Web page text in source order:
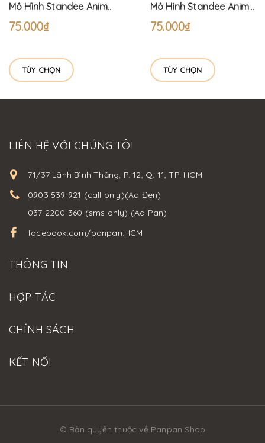
Mô Hình Standee Anime Học Viện Siêu Anh Hùng Đồ Thường ngày - My Hero Academia (15cm) Bakugo Izuku Shoto
75.000₫
TÙY CHỌN
Mô Hình Standee Anime Học Viện Siêu Anh Hùng Lễ Hội - My Hero Academia (15cm) Bakugo Izuku Shoto
75.000₫
TÙY CHỌN
LIÊN HỆ VỚI CHÚNG TÔI
71/37 Lãnh Bình Thăng, P. 12, Q. 11, TP. HCM
0903 539 921 (call only)(Ad Đen)
037 2200 360 (sms only) (Ad Pan)
facebook.com/panpan.HCM
THÔNG TIN
HỢP TÁC
CHÍNH SÁCH
KẾT NỐI
© Bản quyền thuộc về Panpan Shop